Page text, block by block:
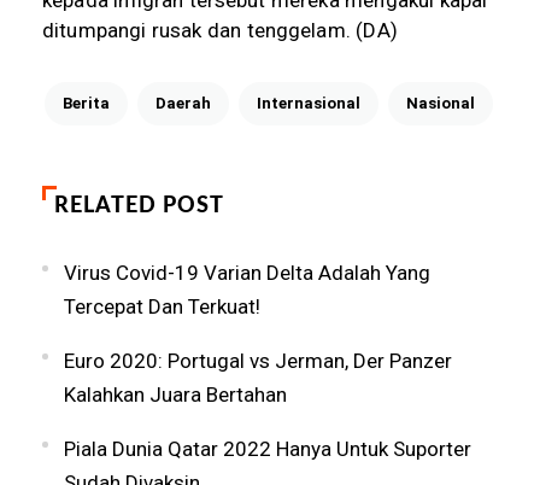
ditumpangi rusak dan tenggelam. (DA)
Berita Daerah Internasional Nasional
RELATED POST
Virus Covid-19 Varian Delta Adalah Yang
Tercepat Dan Terkuat!
Euro 2020: Portugal vs Jerman, Der Panzer
Kalahkan Juara Bertahan
Piala Dunia Qatar 2022 Hanya Untuk Suporter